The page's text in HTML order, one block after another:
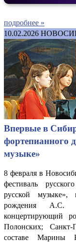
подробнее »
10.02.2026
Впервые в
фортепианного
музыке»
8 февраля в
фестиваль
русской
рождения А.С.
концертирующий
Полонских; Санкт-
составе Марины